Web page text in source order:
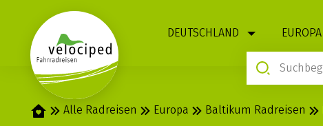
DEUTSCHLAND
StartseiteAlle Radreisen Europa Baltikum Radreisen